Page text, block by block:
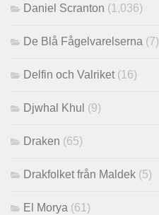
Daniel Scranton (1,036)
De Blå Fågelvarelserna (7)
Delfin och Valriket (16)
Djwhal Khul (9)
Draken (65)
Drakfolket från Maldek (5)
El Morya (61)